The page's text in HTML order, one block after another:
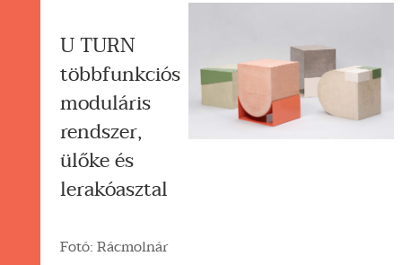
U TURN
többfunkciós
moduláris
rendszer,
ülőke és
lerakóasztal
Fotó: Rácmolnár